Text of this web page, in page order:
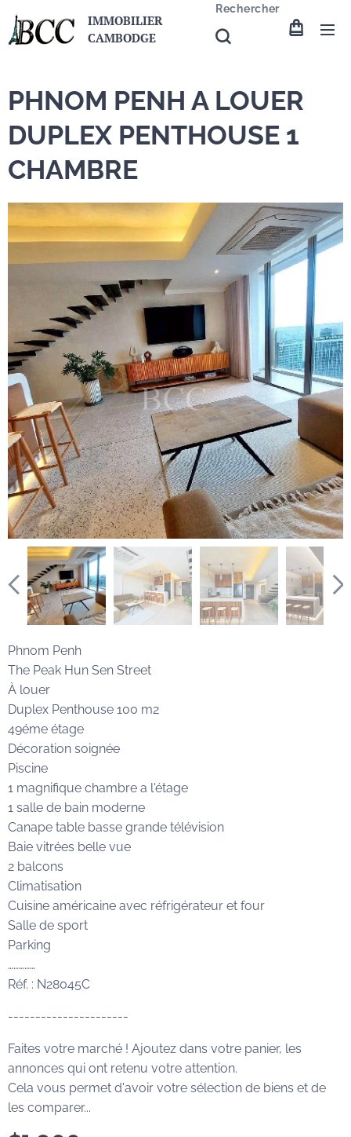
IMMOBILIER
CAMBODGE
Rechercher
PHNOM PENH A LOUER
DUPLEX PENTHOUSE 1
CHAMBRE
Phnom Penh
The Peak Hun Sen Street
À louer
Duplex Penthouse 100 m2
49éme étage
Décoration soignée
Piscine
1 magnifique chambre a l'étage
1 salle de bain moderne
Canape table basse grande télévision
Baie vitrées belle vue
2 balcons
Climatisation
Cuisine américaine avec réfrigérateur et four
Salle de sport
Parking
……………
Réf. : N28045C
----------------------
Faites votre marché ! Ajoutez dans votre panier, les
annonces qui ont retenu votre attention.
Cela vous permet d'avoir votre sélection de biens et de
les comparer...